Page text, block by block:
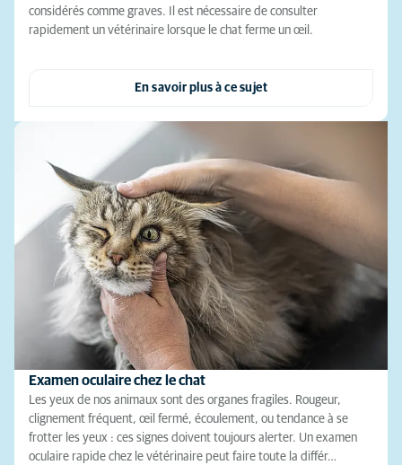
considérés comme graves. Il est nécessaire de consulter
rapidement un vétérinaire lorsque le chat ferme un œil.
En savoir plus à ce sujet
Examen oculaire chez le chat
Les yeux de nos animaux sont des organes fragiles. Rougeur,
clignement fréquent, œil fermé, écoulement, ou tendance à se
frotter les yeux : ces signes doivent toujours alerter. Un examen
oculaire rapide chez le vétérinaire peut faire toute la différ…